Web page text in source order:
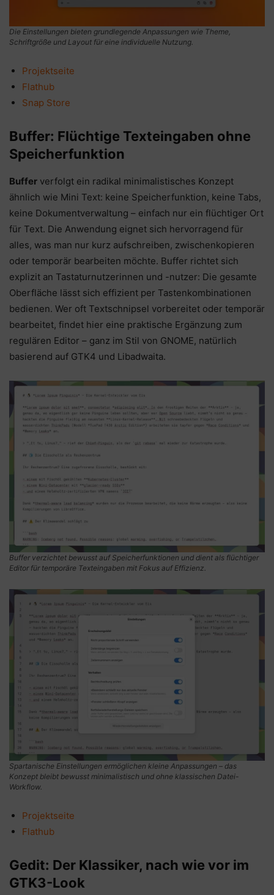
Die Einstellungen bieten grundlegende Anpassungen wie Theme,
Schriftgröße und Layout für eine individuelle Nutzung.
Projektseite
Flathub
Snap Store
Buffer: Flüchtige Texteingaben ohne
Speicherfunktion
Buffer verfolgt ein radikal minimalistisches Konzept
ähnlich wie Mini Text: keine Speicherfunktion, keine Tabs,
keine Dokumentverwaltung – einfach nur ein flüchtiger Ort
für Text. Die Anwendung eignet sich hervorragend für
alles, was man nur kurz aufschreiben, zwischenkopieren
oder temporär bearbeiten möchte. Buffer richtet sich
explizit an Tastaturnutzerinnen und -nutzer: Die gesamte
Oberfläche lässt sich effizient per Tastenkombinationen
bedienen. Wer oft Textschnipsel vorbereitet oder temporär
bearbeitet, findet hier eine praktische Ergänzung zum
regulären Editor – ganz im Stil von GNOME, natürlich
basierend auf GTK4 und Libadwaita.
Buffer verzichtet bewusst auf Speicherfunktionen und dient als flüchtiger
Editor für temporäre Texteingaben mit Fokus auf Effizienz.
Spartanische Einstellungen ermöglichen kleine Anpassungen – das
Konzept bleibt bewusst minimalistisch und ohne klassischen Datei-
Workflow.
Projektseite
Flathub
Gedit: Der Klassiker, nach wie vor im
GTK3-Look